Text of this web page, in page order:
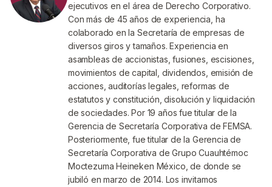
ejecutivos en el área de Derecho Corporativo.
Con más de 45 años de experiencia, ha
colaborado en la Secretaría de empresas de
diversos giros y tamaños. Experiencia en
asambleas de accionistas, fusiones, escisiones,
movimientos de capital, dividendos, emisión de
acciones, auditorías legales, reformas de
estatutos y constitución, disolución y liquidación
de sociedades. Por 19 años fue titular de la
Gerencia de Secretaría Corporativa de FEMSA.
Posteriormente, fue titular de la Gerencia de
Secretaría Corporativa de Grupo Cuauhtémoc
Moctezuma Heineken México, de donde se
jubiló en marzo de 2014. Los invitamos